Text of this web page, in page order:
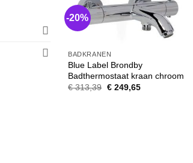
-20%
BADKRANEN
Blue Label Brondby
Badthermostaat kraan chroom
€313,39 Oorspronkelijke
€249,65Huidige